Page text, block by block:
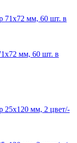
мм, 60 шт. в